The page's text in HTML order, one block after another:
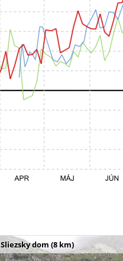
Sliezsky dom (8 km)